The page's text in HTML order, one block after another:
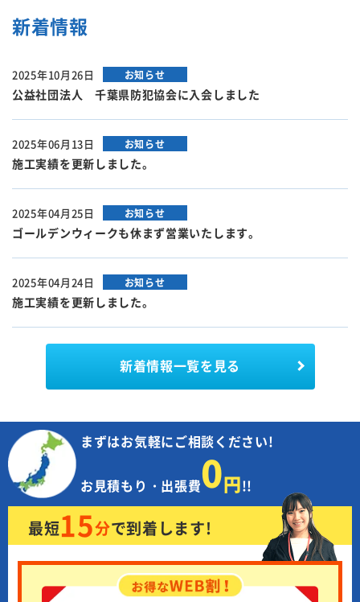
新着情報
2025年10月26日 お知らせ
公益社団法人 千葉県防犯協会に入会しました
2025年06月13日 お知らせ
施工実績を更新しました。
2025年04月25日 お知らせ
ゴールデンウィークも休まず営業いたします。
2025年04月24日 お知らせ
施工実績を更新しました。
新着情報一覧を見る
まずはお気軽にご相談ください!
お見積もり・出張費0円!!
最短15分で到着します!